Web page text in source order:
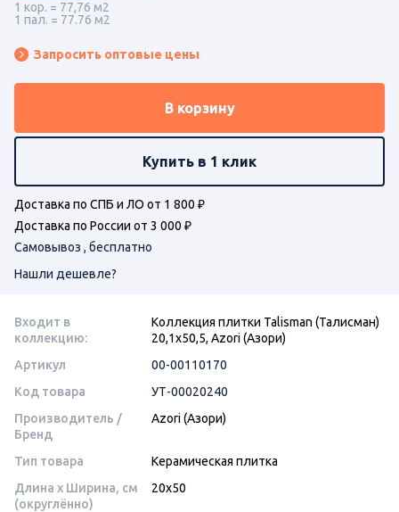
1 кор. = 77,76 м2
1 пал. = 77.76 м2
Запросить оптовые цены
В корзину
Купить в 1 клик
Доставка по СПБ и ЛО от 1 800 ₽
Доставка по России от 3 000 ₽
Самовывоз , бесплатно
Нашли дешевле?
Входит в
коллекцию:
Коллекция плитки Talisman (Талисман)
20,1х50,5, Azori (Азори)
Артикул
00-00110170
Код товара
УТ-00020240
Производитель /
Бренд
Azori (Азори)
Тип товара
Керамическая плитка
Длина x Ширина, см
(округлённо)
20x50